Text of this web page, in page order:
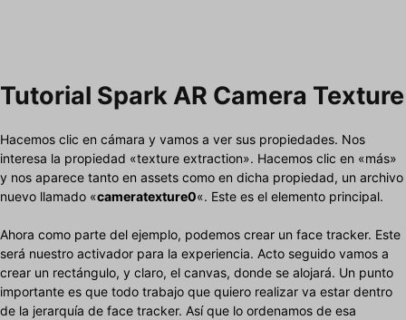
Tutorial Spark AR Camera Texture
Hacemos clic en cámara y vamos a ver sus propiedades. Nos
interesa la propiedad «texture extraction». Hacemos clic en «más»
y nos aparece tanto en assets como en dicha propiedad, un archivo
nuevo llamado «cameratexture0«. Este es el elemento principal.
Ahora como parte del ejemplo, podemos crear un face tracker. Este
será nuestro activador para la experiencia. Acto seguido vamos a
crear un rectángulo, y claro, el canvas, donde se alojará. Un punto
importante es que todo trabajo que quiero realizar va estar dentro
de la jerarquía de face tracker. Así que lo ordenamos de esa